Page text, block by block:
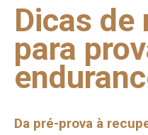
Dicas
para
Da pré-prova à